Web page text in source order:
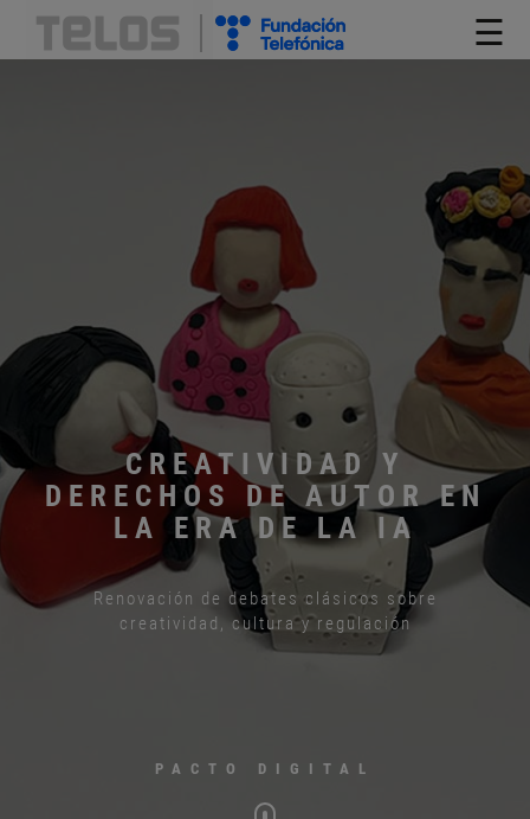
☰
CREATIVIDAD Y
DERECHOS DE AUTOR EN
LA ERA DE LA IA
Renovación de debates clásicos sobre
creatividad, cultura y regulación
PACTO DIGITAL